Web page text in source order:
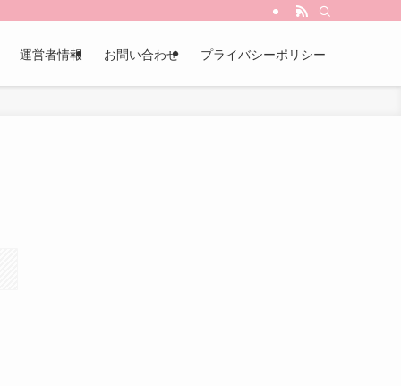
運営者情報 お問い合わせ プライバシーポリシー